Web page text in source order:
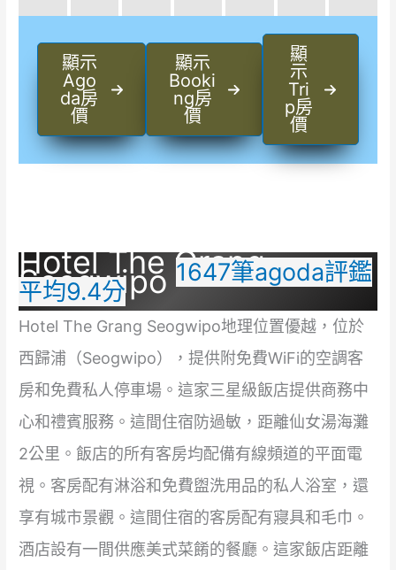
顯示
Ago
da房
價
顯示
Booki
ng房
價
顯
示
Tri
p房
價
Hotel The Grang
Seogwipo1647筆agoda評鑑
平均9.4分
Hotel The Grang Seogwipo地理位置優越，位於
西歸浦（Seogwipo），提供附免費WiFi的空調客
房和免費私人停車場。這家三星級飯店提供商務中
心和禮賓服務。這間住宿防過敏，距離仙女湯海灘
2公里。飯店的所有客房均配備有線頻道的平面電
視。客房配有淋浴和免費盥洗用品的私人浴室，還
享有城市景觀。這間住宿的客房配有寢具和毛巾。
酒店設有一間供應美式菜餚的餐廳。這家飯店距離